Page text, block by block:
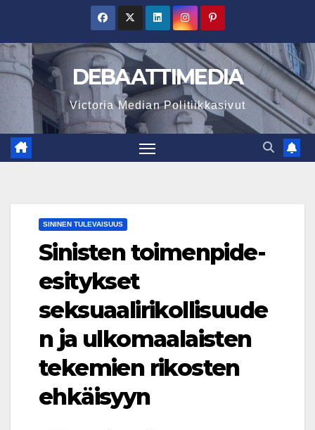
content
DEBAATTIMEDIA
Victoria Median Politiikkasivut
SININEN TULEVAISUUS
Sinisten toimenpide-
esitykset
seksuaalirikollisuude
n ja ulkomaalaisten
tekemien rikosten
ehkäisyyn